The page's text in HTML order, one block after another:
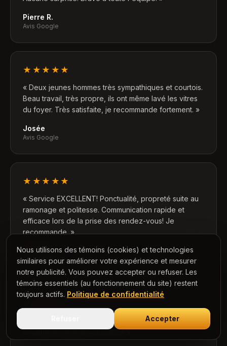
Pierre R.
Avis Google
★★★★★
« Deux jeunes hommes très sympathiques et courtois.
Beau travail, très propre, ils ont même lavé les vitres
du foyer. Très satisfaite, je recommande fortement. »
Josée
Avis Google
★★★★★
« Service EXCELLENT! Ponctualité, propreté suite au
ramonage et politesse. Communication rapide et
efficace lors de la prise des rendez-vous! Je
recommande.»
Manon D.
Avis Google
Très efficaces, bon prix, compétents, service
aimable et explications claires.»
Nous utilisons des témoins (cookies) et technologies
similaires pour améliorer votre expérience et mesurer
notre publicité. Vous pouvez accepter ou refuser. Les
témoins essentiels (au fonctionnement du site) restent
toujours actifs. Politique de confidentialité
Accepter